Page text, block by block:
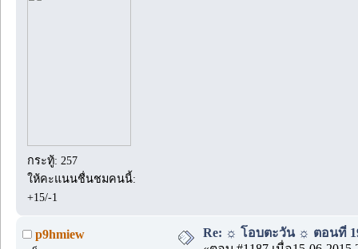
กระทู้: 257
ให้คะแนนชื่นชมคนนี้:
+15/-1
p9hmiew
Re: ☼ โอบตะวัน ☼ ตอนที่ 19